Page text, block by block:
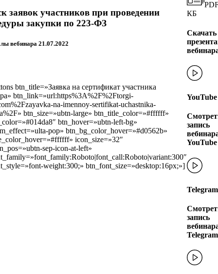
заявок участников при проведении
закупки по 223-ФЗ
вебинара 21.07.2022
btn_title=»Заявка на сертификат участника
btn_link=»url:https%3A%2F%2Ftorgi-
na-imennoy-sertifikat-uchastnika-
btn_size=»ubtn-large» btn_title_color=»#ffffff»
btn_hover=»ubtn-left-bg»
pop» btn_bg_color_hover=»#d0562b»
icon_size=»32″
sep-icon-at-left»
weight:300;» btn_font_size=»desktop:16px;»]
КБ
Скачать
YouTube
запись
YouTube
Telegram
запись
Telegram